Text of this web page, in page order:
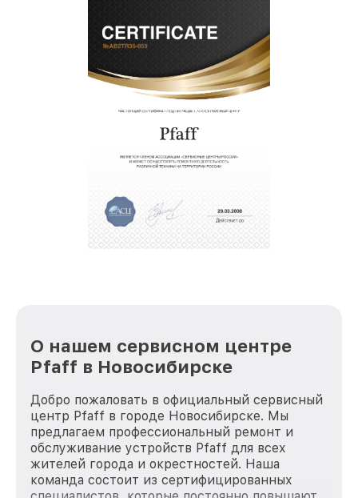
О нашем сервисном центре
Pfaff в Новосибирске
Добро пожаловать в официальный сервисный
центр Pfaff в городе Новосибирске. Мы
предлагаем профессиональный ремонт и
обслуживание устройств Pfaff для всех
жителей города и окрестностей. Наша
команда состоит из сертифицированных